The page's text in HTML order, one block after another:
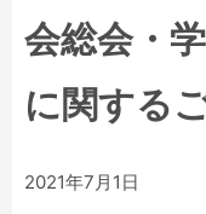
会総会・
に関する
2021年7月1日